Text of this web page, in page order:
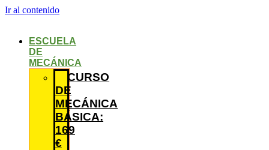
Ir al contenido
ESCUELA
DE
MECÁNICA
CURSO
DE
MECÁNICA
BÁSICA:
169
€